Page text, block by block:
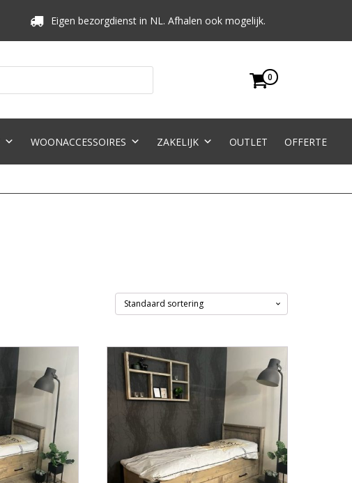
Eigen bezorgdienst in NL. Afhalen ook mogelijk.
0
WOONACCESSOIRES ZAKELIJK OUTLET OFFERTE
product
heeft
meerdere
variaties.
kan
gekozen